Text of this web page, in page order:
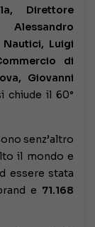
Direttore
Luigi
di
Giovanni
chiude il 60°
senz’altro
il mondo e
essere stata
e 71.168